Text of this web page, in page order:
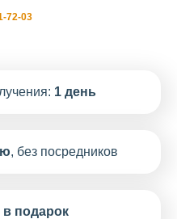
72-03
1 день
, без посредников
в подарок